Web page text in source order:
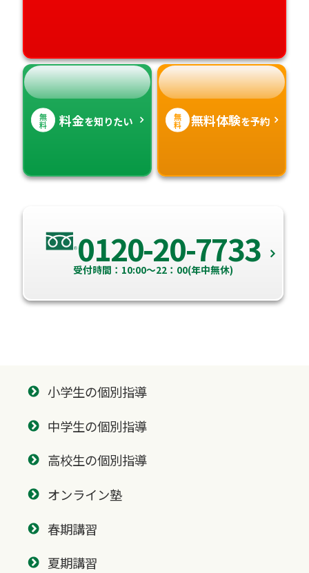
無
料 料金を知りたい 無
料 無料体験を予約
0120-20-7733
受付時間：10:00～22：00(年中無休)
小学生の個別指導
中学生の個別指導
高校生の個別指導
オンライン塾
春期講習
夏期講習